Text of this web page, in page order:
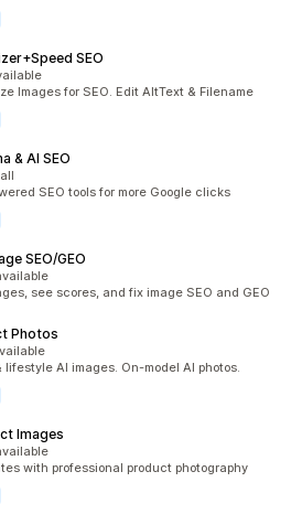
SEO
Images for SEO. Edit AltText & Filename
& AI SEO
SEO tools for more Google clicks
SEO/GEO
see scores, and fix image SEO and GEO
Photos
lifestyle AI images. On-model AI photos.
Images
with professional product photography